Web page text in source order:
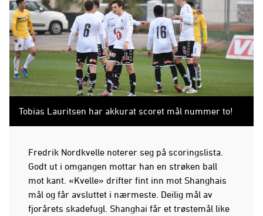
Tobias Lauritsen har akkurat scoret mål nummer to!
Fredrik Nordkvelle noterer seg på scoringslista.
Godt ut i omgangen mottar han en strøken ball
mot kant. «Kvelle» drifter fint inn mot Shanghais
mål og får avsluttet i nærmeste. Deilig mål av
fjorårets skadefugl. Shanghai får et trøstemål like